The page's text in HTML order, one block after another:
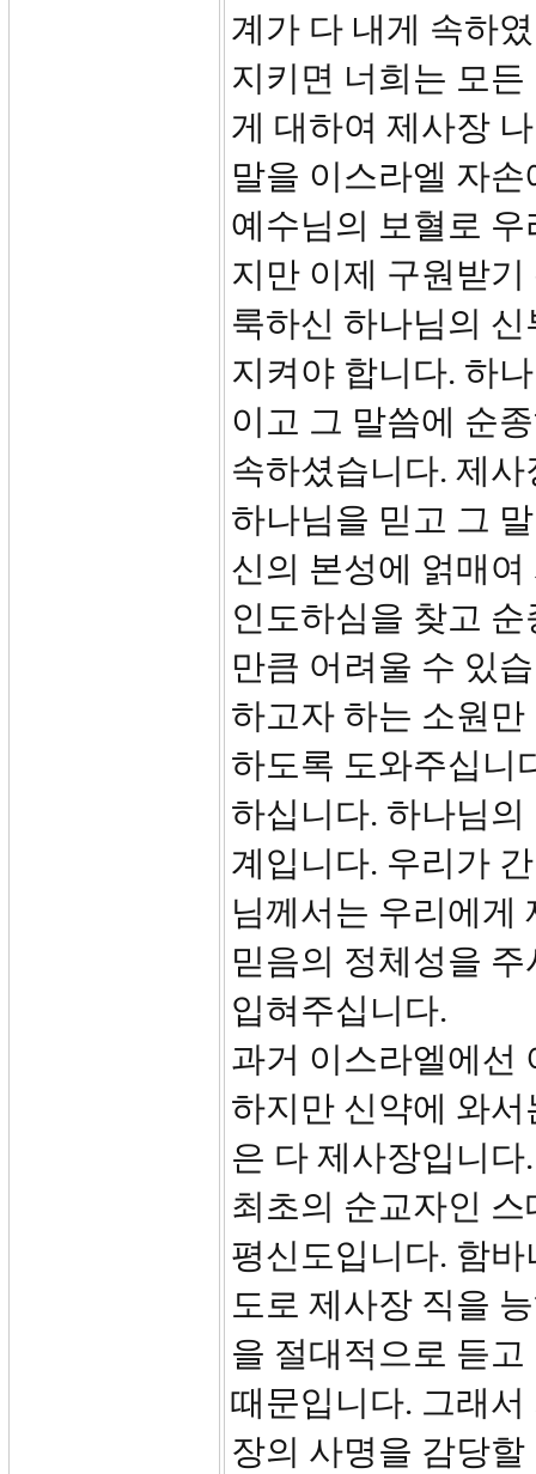
계가 다 내게 속하
지키면 너희는 모
게 대하여 제사장
말을 이스라엘 자
예수님의 보혈로
지만 이제 구원받
룩하신 하나님의
지켜야 합니다. 하
이고 그 말씀에 순
속하셨습니다. 제
하나님을 믿고 그
신의 본성에 얽매
인도하심을 찾고
만큼 어려울 수 있
하고자 하는 소원
하도록 도와주십니
하십니다. 하나님
계입니다. 우리가
님께서는 우리에게
믿음의 정체성을
입혀주십니다.
과거 이스라엘에선
하지만 신약에 와
은 다 제사장입니
최초의 순교자인
평신도입니다. 함
도로 제사장 직을
을 절대적으로 듣
때문입니다. 그래
장의 사명을 감당